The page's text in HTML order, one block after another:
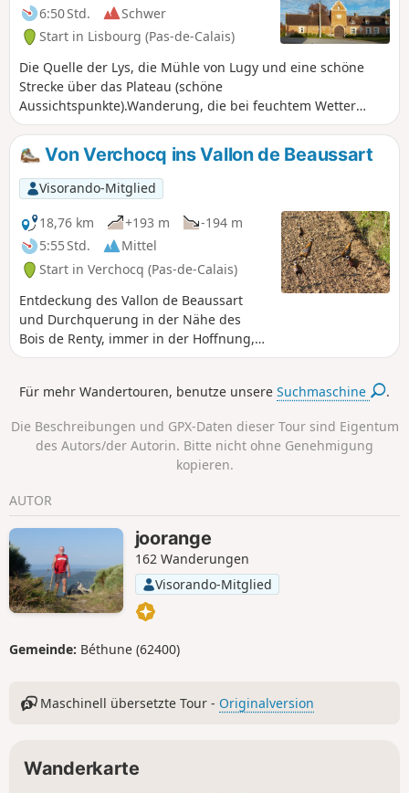
6:50 Std.
Schwer
Start in Lisbourg (Pas-de-Calais)
Die Quelle der Lys, die Mühle von Lugy und eine schöne
Strecke über das Plateau (schöne
Aussichtspunkte).Wanderung, die bei feuchtem Wetter
schwieriger sein kann, da einige Wege regelmäßig
aufgebrochen sind.Ein wenig Asphalt, jedoch auf kleinen
Straßen. Achtung: Der Aufstieg vom „5 “ in den Wald von
Lugy kann bei feuchtem Wetter sehr schwierig sein.
Von Verchocq ins Vallon de Beaussart
Visorando-Mitglied
18,76 km
+193 m
-194 m
5:55 Std.
Mittel
Start in Verchocq (Pas-de-Calais)
Entdeckung des Vallon de Beaussart
und Durchquerung in der Nähe des
Bois de Renty, immer in der Hoffnung,
ein paar Tiere zu entdecken: An diesem
Fasanen zu sehen, aber sie ließen sich
bewaffneten Sportler! Auf dieser Strecke
gibt es praktisch keine Straßen.
Für mehr Wandertouren, benutze unsereSuchmaschine .
Die Beschreibungen und GPX-Daten dieser Tour sind Eigentum
des Autors/der Autorin. Bitte nicht ohne Genehmigung
kopieren.
AUTOR
joorange
162 Wanderungen
Visorando-Mitglied
Gemeinde: Béthune (62400)
Maschinell übersetzte Tour - Originalversion
Wanderkarte